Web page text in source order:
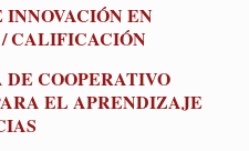
INNOVACIÓN EN
CALIFICACIÓN
COOPERATIVO
EL APRENDIZAJE